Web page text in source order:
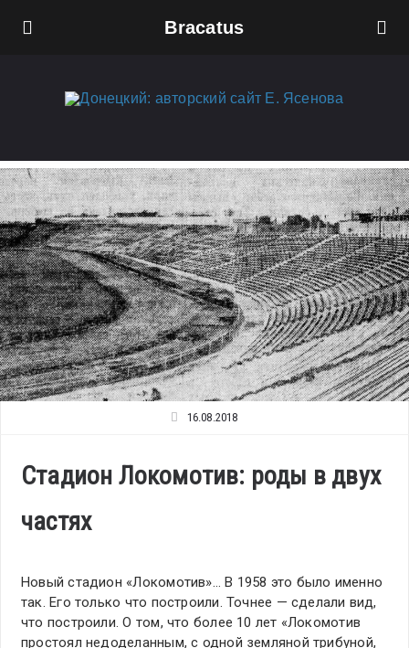
Bracatus
16.08.2018
Стадион Локомотив: роды в двух
частях
Новый стадион «Локомотив»… В 1958 это было именно
так. Его только что построили. Точнее — сделали вид,
что построили. О том, что более 10 лет «Локомотив
простоял недоделанным, с одной земляной трибуной,